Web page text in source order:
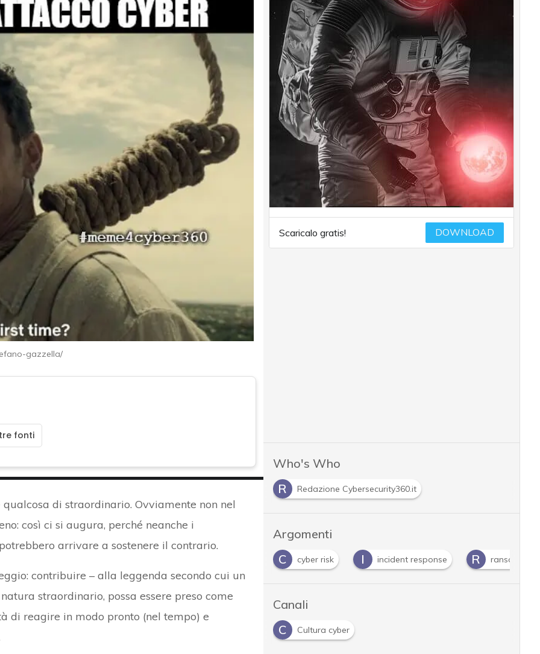
gazzella/
fonti
di straordinario. Ovviamente non nel
così ci si augura, perché neanche i
arrivare a sostenere il contrario.
contribuire – alla leggenda secondo cui un
straordinario, possa essere preso come
di reagire in modo pronto (nel tempo) e
Scaricalo gratis! DOWNLOAD
Who's Who
R
Redazione Cybersecurity360.it
Argomenti
I incident response R ransomware S security
Canali
C
Cultura cyber